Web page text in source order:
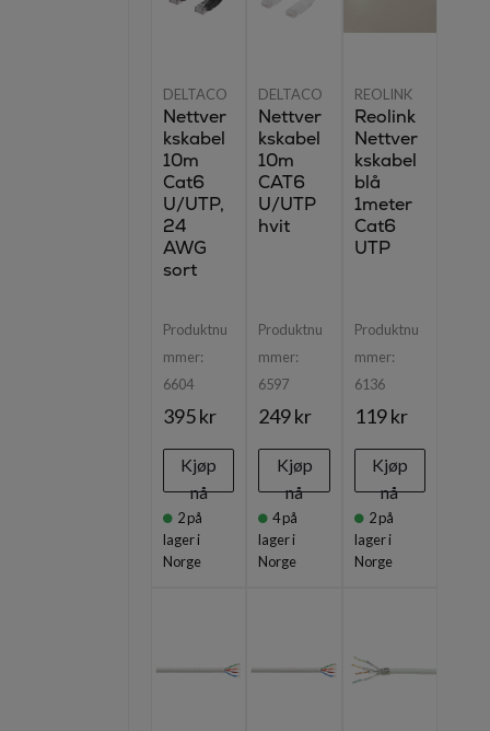
DELTACO
Nettver
kskabel
10m
Cat6
U/UTP,
24
AWG
sort
Produktnu
mmer:
6604
395 kr
Kjøp
nå
2på
lager i
Norge
DELTACO
Nettver
kskabel
10m
CAT6
U/UTP
hvit
Produktnu
mmer:
6597
249 kr
Kjøp
nå
4på
lager i
Norge
REOLINK
Reolink
Nettver
kskabel
blå
1meter
Cat6
UTP
Produktnu
mmer:
6136
119 kr
Kjøp
nå
2 på
lager i
Norge